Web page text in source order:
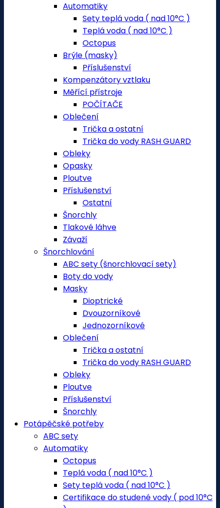
Automatiky
Sety teplá voda ( nad 10°C )
Teplá voda ( nad 10°C )
Octopus
Brýle (masky)
Příslušenství
Kompenzátory vztlaku
Měřící přístroje
POČÍTAČE
Oblečení
Trička a ostatní
Trička do vody RASH GUARD
Obleky
Opasky
Ploutve
Příslušenství
Ostatní
Šnorchly
Tlakové láhve
Závaží
Šnorchlování
ABC sety (šnorchlovací sety)
Boty do vody
Masky
Dioptrické
Dvouzorníkové
Jednozorníkové
Oblečení
Trička a ostatní
Trička do vody RASH GUARD
Obleky
Ploutve
Příslušenství
Šnorchly
Potápěčské potřeby
ABC sety
Automatiky
Octopus
Teplá voda ( nad 10°C )
Sety teplá voda ( nad 10°C )
Certifikace do studené vody ( pod 10°C